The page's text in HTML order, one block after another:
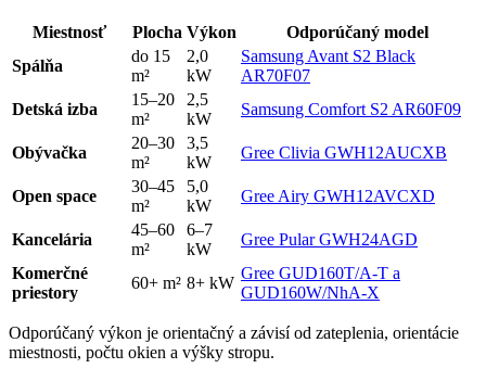
Miestnosť Plocha Výkon
Odporúčaný model
Spálňa
do 15
m²
2,0
kW
Samsung Avant S2 Black
AR70F07
Detská izba
15–20
m²
2,5
kW
Samsung Comfort S2 AR60F09
Obývačka
20–30
m²
3,5
kW
Gree Clivia GWH12AUCXB
Open space
30–45
m²
5,0
kW
Gree Airy GWH12AVCXD
Kancelária
45–60
m²
6–7
kW
Gree Pular GWH24AGD
Komerčné
priestory
60+ m² 8+ kW
Gree GUD160T/A-T a
GUD160W/NhA-X
Odporúčaný výkon je orientačný a závisí od zateplenia, orientácie
miestnosti, počtu okien a výšky stropu.